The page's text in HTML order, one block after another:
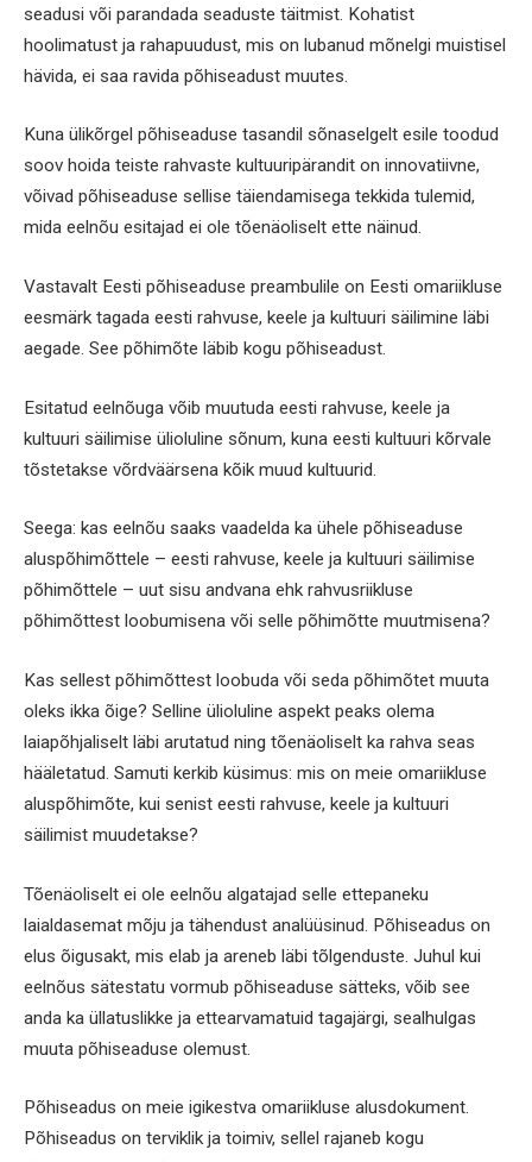
seadusi või parandada seaduste täitmist. Kohatist
hoolimatust ja rahapuudust, mis on lubanud mõnelgi muistisel
hävida, ei saa ravida põhiseadust muutes.
Kuna ülikõrgel põhiseaduse tasandil sõnaselgelt esile toodud
soov hoida teiste rahvaste kultuuripärandit on innovatiivne,
võivad põhiseaduse sellise täiendamisega tekkida tulemid,
mida eelnõu esitajad ei ole tõenäoliselt ette näinud.
Vastavalt Eesti põhiseaduse preambulile on Eesti omariikluse
eesmärk tagada eesti rahvuse, keele ja kultuuri säilimine läbi
aegade. See põhimõte läbib kogu põhiseadust.
Esitatud eelnõuga võib muutuda eesti rahvuse, keele ja
kultuuri säilimise ülioluline sõnum, kuna eesti kultuuri kõrvale
tõstetakse võrdväärsena kõik muud kultuurid.
Seega: kas eelnõu saaks vaadelda ka ühele põhiseaduse
aluspõhimõttele – eesti rahvuse, keele ja kultuuri säilimise
põhimõttele – uut sisu andvana ehk rahvusriikluse
põhimõttest loobumisena või selle põhimõtte muutmisena?
Kas sellest põhimõttest loobuda või seda põhimõtet muuta
oleks ikka õige? Selline ülioluline aspekt peaks olema
laiapõhjaliselt läbi arutatud ning tõenäoliselt ka rahva seas
hääletatud. Samuti kerkib küsimus: mis on meie omariikluse
aluspõhimõte, kui senist eesti rahvuse, keele ja kultuuri
säilimist muudetakse?
Tõenäoliselt ei ole eelnõu algatajad selle ettepaneku
laialdasemat mõju ja tähendust analüüsinud. Põhiseadus on
elus õigusakt, mis elab ja areneb läbi tõlgenduste. Juhul kui
eelnõus sätestatu vormub põhiseaduse sätteks, võib see
anda ka üllatuslikke ja ettearvamatuid tagajärgi, sealhulgas
muuta põhiseaduse olemust.
Põhiseadus on meie igikestva omariikluse alusdokument.
Põhiseadus on terviklik ja toimiv, sellel rajaneb kogu